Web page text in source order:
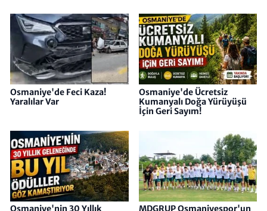
Osmaniye'de Feci Kaza!
Yaralılar Var
Osmaniye'de Ücretsiz
Kumanyalı Doğa Yürüyüşü
İçin Geri Sayım!